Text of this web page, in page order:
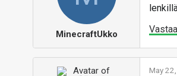
MinecraftUkko
Vastaa
May